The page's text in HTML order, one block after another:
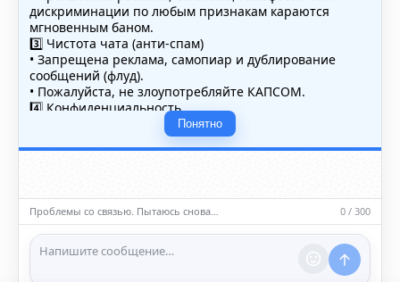
дискриминации по любым признакам караются
мгновенным баном.
3️⃣ Чистота чата (анти-спам)
• Запрещена реклама, самопиар и дублирование
сообщений (флуд).
• Пожалуйста, не злоупотребляйте КАПСОМ.
4️⃣ Конфиденциальность
• Не публикуйте личные данные — свои или чужие
(телефоны, адреса, документы).
5️⃣ Уместность контента
насилию.
ℹ️ Модераторы и администраторы вправе удалять
сообщения и ограничивать доступ к чату при
нарушении правил.
Понятно
Проблемы со связью. Пытаюсь снова… 0 / 300